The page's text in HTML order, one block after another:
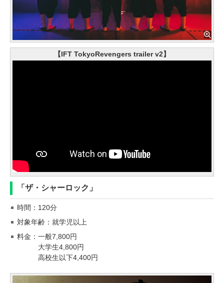
【IFT TokyoRevengers trailer v2】
「ザ・シャーロック」
時間：120分
対象年齢：就学児以上
料金：一般7,800円
大学生4,800円
高校生以下4,400円